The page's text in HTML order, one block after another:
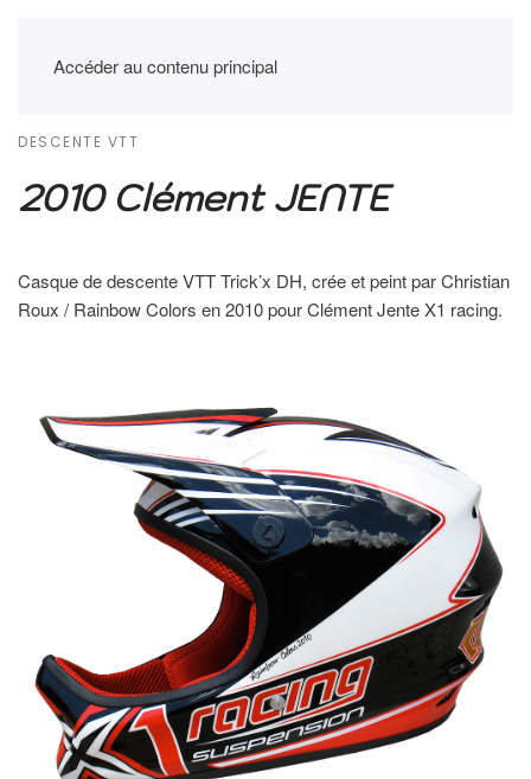
Accéder au contenu principal
DESCENTE VTT
2010 Clément JENTE
Casque de descente VTT Trick’x DH, crée et peint par Christian
Roux / Rainbow Colors en 2010 pour Clément Jente X1 racing.